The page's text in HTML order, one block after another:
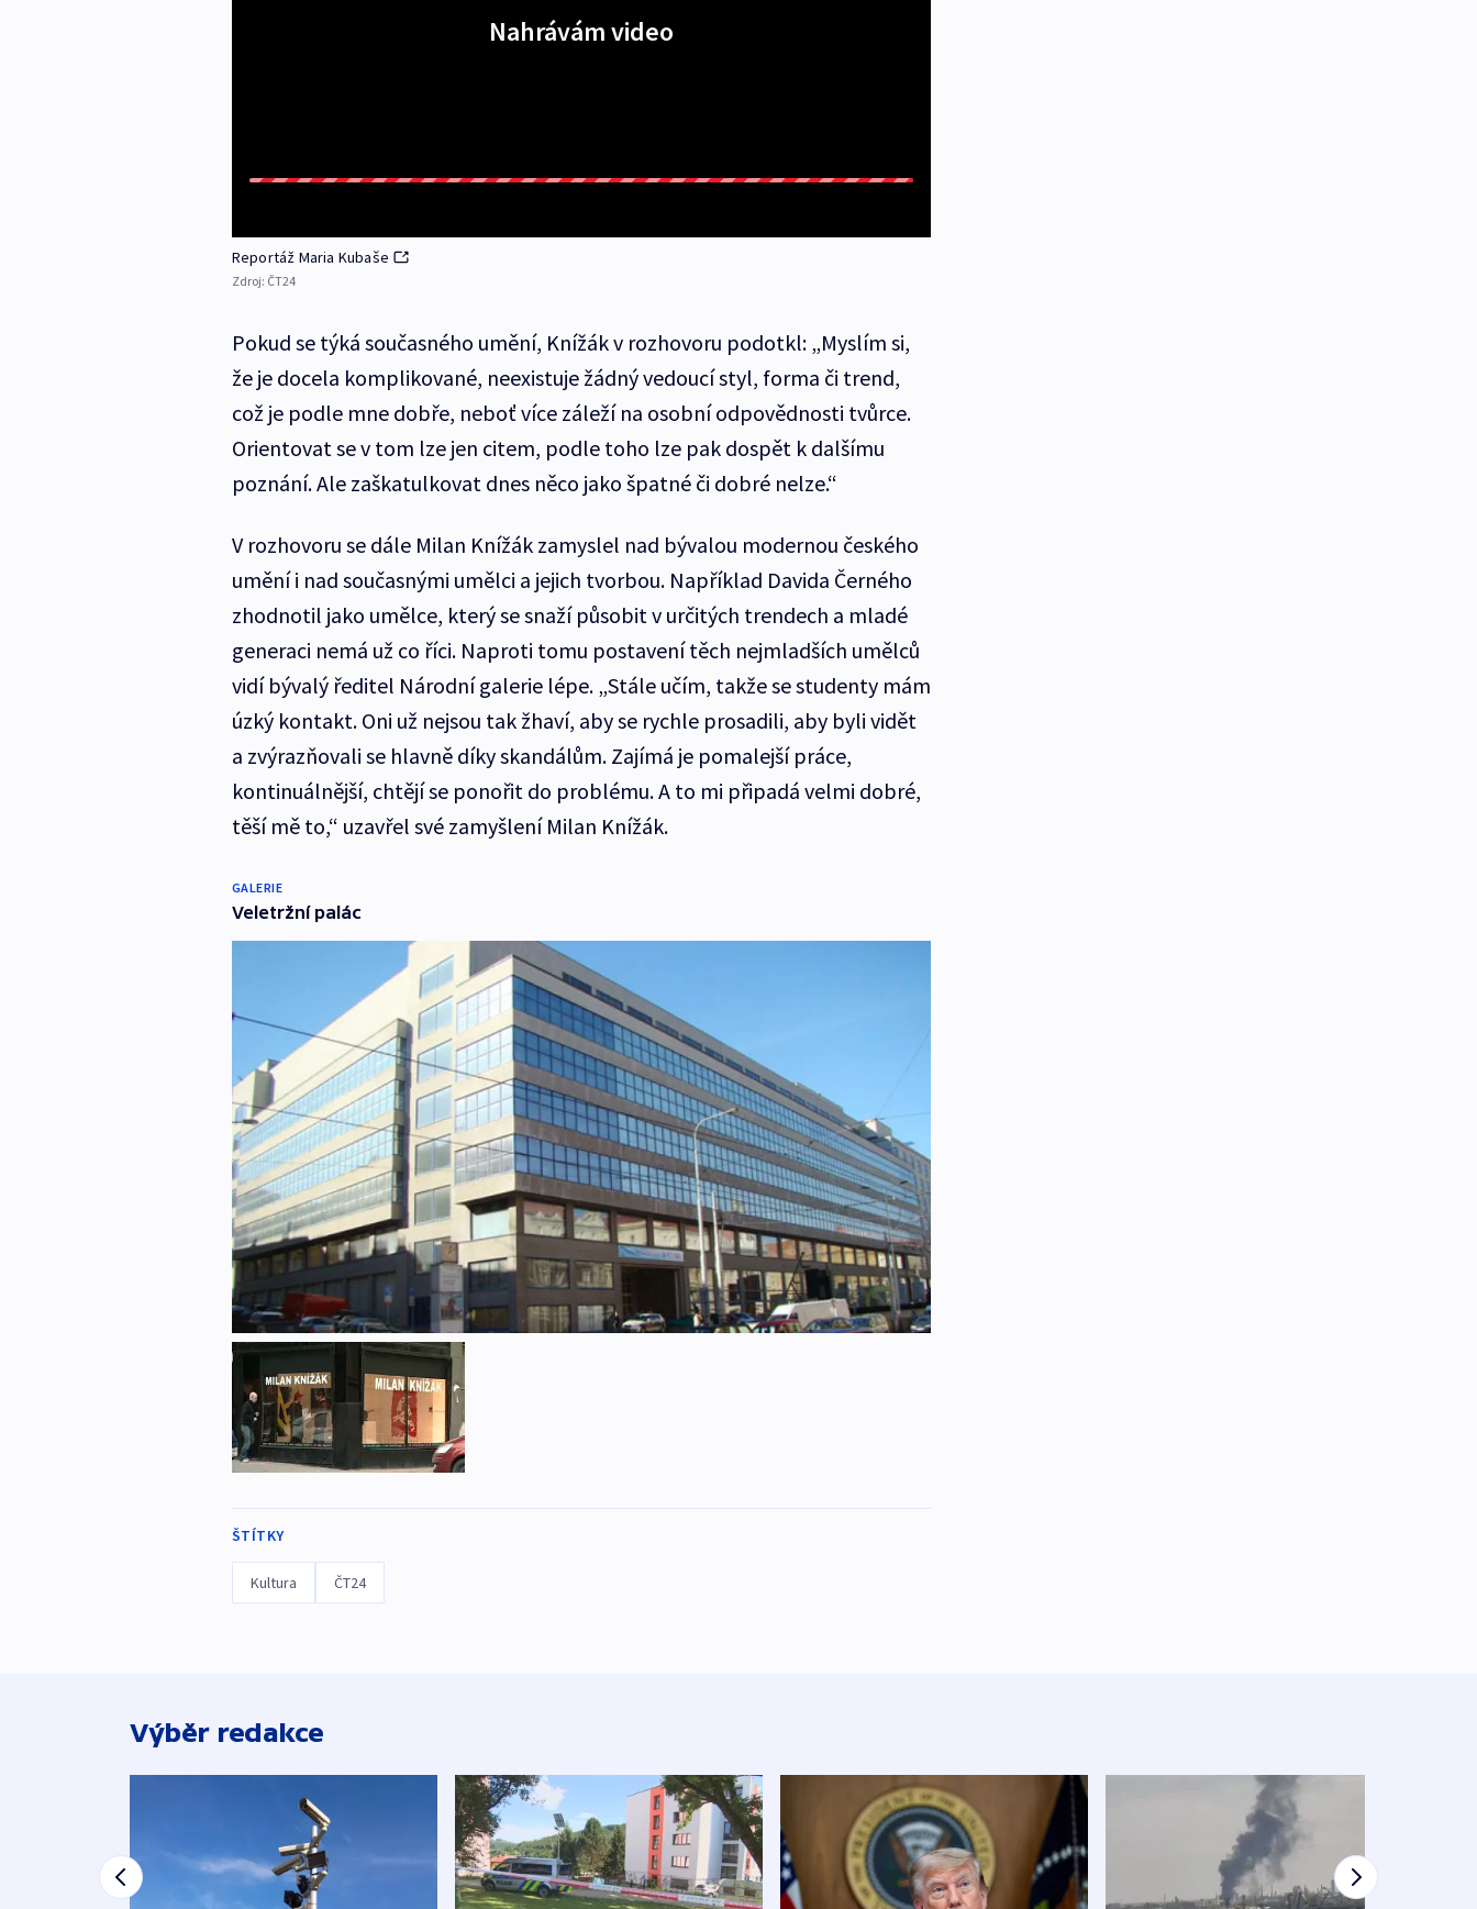
Nahrávám video
Reportáž Maria Kubaše
Zdroj: ČT24
Pokud se týká současného umění, Knížák v rozhovoru podotkl: „Myslím si,
že je docela komplikované, neexistuje žádný vedoucí styl, forma či trend,
což je podle mne dobře, neboť více záleží na osobní odpovědnosti tvůrce.
Orientovat se v tom lze jen citem, podle toho lze pak dospět k dalšímu
poznání. Ale zaškatulkovat dnes něco jako špatné či dobré nelze.“
V rozhovoru se dále Milan Knížák zamyslel nad bývalou modernou českého
umění i nad současnými umělci a jejich tvorbou. Například Davida Černého
zhodnotil jako umělce, který se snaží působit v určitých trendech a mladé
generaci nemá už co říci. Naproti tomu postavení těch nejmladších umělců
vidí bývalý ředitel Národní galerie lépe. „Stále učím, takže se studenty mám
úzký kontakt. Oni už nejsou tak žhaví, aby se rychle prosadili, aby byli vidět
a zvýrazňovali se hlavně díky skandálům. Zajímá je pomalejší práce,
kontinuálnější, chtějí se ponořit do problému. A to mi připadá velmi dobré,
těší mě to,“ uzavřel své zamyšlení Milan Knížák.
GALERIE
Veletržní palác
ŠTÍTKY
Kultura ČT24
Výběr redakce